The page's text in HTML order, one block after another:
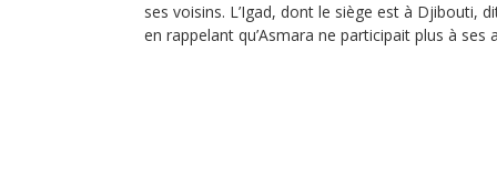
ses voisins. L’Igad, dont le siège est à Djibouti,
en rappelant qu’Asmara ne participait plus à ses